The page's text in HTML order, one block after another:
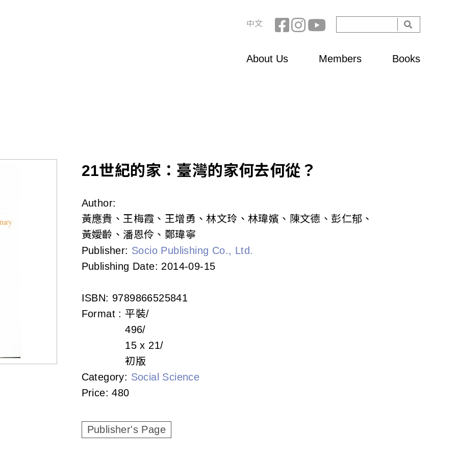
Search
form
中文
About Us Members Books
21世紀的家：臺灣的家何去何從？
Author:
黃應貴、王梅霞、王增勇、林文玲、林瑋嬪、陳文德、彭仁郁、
黃嬡齡、潘恩伶、鄭瑋寧
Publisher: Socio Publishing Co., Ltd.
Publishing Date: 2014-09-15
ISBN: 9789866525841
Format :平裝
496
15 x 21
初版
Category: Social Science
Price:480
Publisher's Page